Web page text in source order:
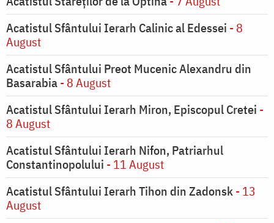
Acatistul Sfântului Ierarh Calinic al Edessei - 8
August
Acatistul Sfântului Preot Mucenic Alexandru din
Basarabia- 8 August
Acatistul Sfântului Ierarh Miron, Episcopul Cretei -
8 August
Acatistul Sfântului Ierarh Nifon, Patriarhul
Constantinopolului - 11 August
Acatistul Sfântului Ierarh Tihon din Zadonsk- 13
August